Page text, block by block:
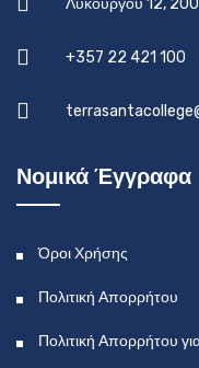
Λυκούργου 12,
+357 22 421 100
Νομικά Έγγραφα
Όροι Χρήσης
Πολιτική Απορρήτου
Πολιτική Απορρήτου